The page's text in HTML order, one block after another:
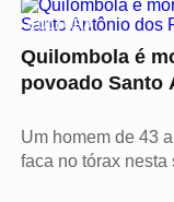
CULTURA
Quilombola é
povoado Santo
Um homem de 43
faca no tórax nesta